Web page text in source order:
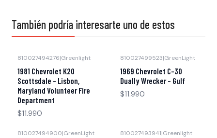
También podría interesarte uno de estos
810027494276|Greenlight
1981 Chevrolet K20
Scottsdale - Lisbon,
Maryland Volunteer Fire
Department
$11.990
810027499523|GreenLight
1969 Chevrolet C-30
Dually Wrecker – Gulf
$11.990
810027494900|GreenLight 810027493941|Greenlight